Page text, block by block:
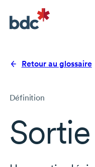
Retour au glossaire
Définition
Sortie